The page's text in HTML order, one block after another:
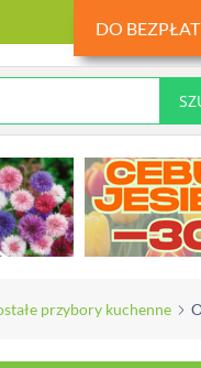
DO
przybory kuchenne